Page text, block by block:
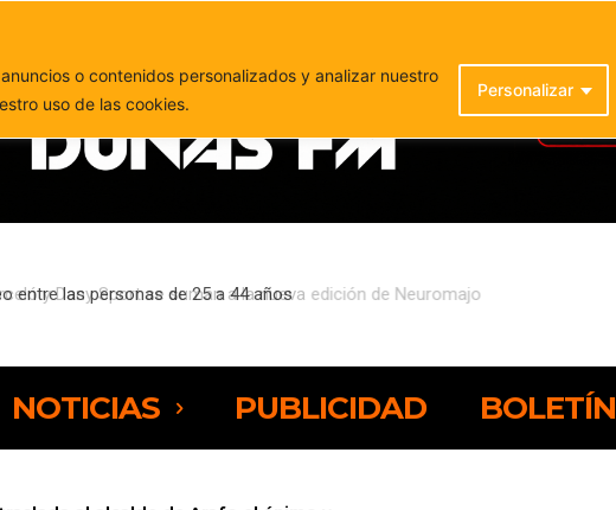
o contenidos personalizados y analizar nuestro
uso de las cookies.
Personalizar
entre las personas de 25 a 44 años
NOTICIAS PUBLICIDAD BOLETÍN